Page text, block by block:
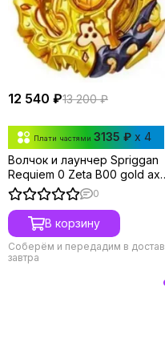
12 540 ₽13 200 ₽
Плати частями 3135 ₽ x 4
Волчок и лаунчер Spriggan
Requiem 0 Zeta B00 gold axe
ver. от Takara Tomy
0
В корзину
Соберём и передадим в
завтра